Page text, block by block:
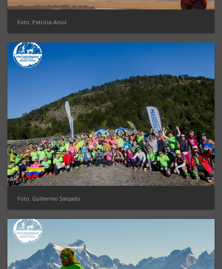
Foto: Patricia Ainol
Foto: Guillermo Salgado